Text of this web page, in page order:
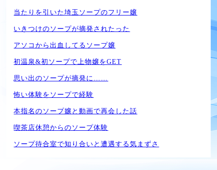
当たりを引いた埼玉ソープのフリー嬢
いきつけのソープが摘発されたった
アソコから出血してるソープ嬢
初温泉&初ソープで上物嬢をGET
思い出のソープが摘発に……
怖い体験をソープで経験
本指名のソープ嬢と動画で再会した話
喫茶店休憩からのソープ体験
ソープ待合室で知り合いと遭遇する気まずさ